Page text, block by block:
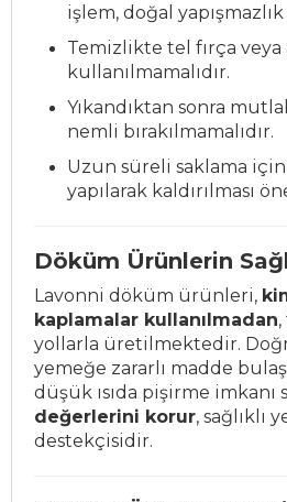
işlem, doğal
Temizlikte tel fırça veya
kullanılmamalıdır.
Yıkandıktan sonra
nemli bırakılmamalıdır.
Uzun süreli saklama
yapılarak kaldırılması
Döküm Ürünlerin
Lavonni döküm ürünleri,
kaplamalar kullanılmadan
yollarla üretilmektedir.
yemeğe zararlı madde
düşük ısıda pişirme
değerlerini korur, sağlıklı
destekçisidir.